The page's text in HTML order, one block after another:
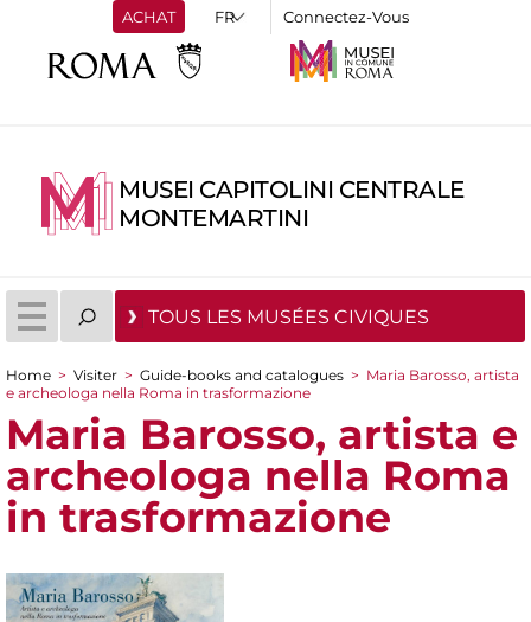
ACHAT Connectez-Vous
MUSEI CAPITOLINI CENTRALE
MONTEMARTINI
TOUS LES MUSÉES CIVIQUES
You are here
Home > Visiter > Guide-books and catalogues > Maria Barosso, artista
e archeologa nella Roma in trasformazione
Maria Barosso, artista e
archeologa nella Roma
in trasformazione